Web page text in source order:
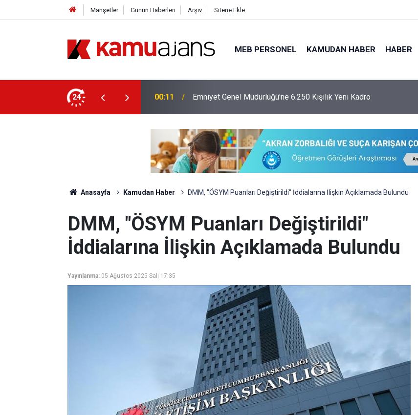
Manşetler Günün Haberleri Arşiv Sitene Ekle
MEB PERSONEL KAMUDAN HABER HABER
24
İçin Ek Sınav Müjdesi 00:11 Emniyet Genel Müdürlüğü'ne 6.250 Kişilik Yeni Kadro
Anasayfa Kamudan Haber DMM, "ÖSYM Puanları Değiştirildi" İddialarına İlişkin Açıklamada Bulundu
DMM, "ÖSYM Puanları Değiştirildi"
İddialarına İlişkin Açıklamada Bulundu
Yayınlanma: 05 Ağustos 2025 Salı 17:35